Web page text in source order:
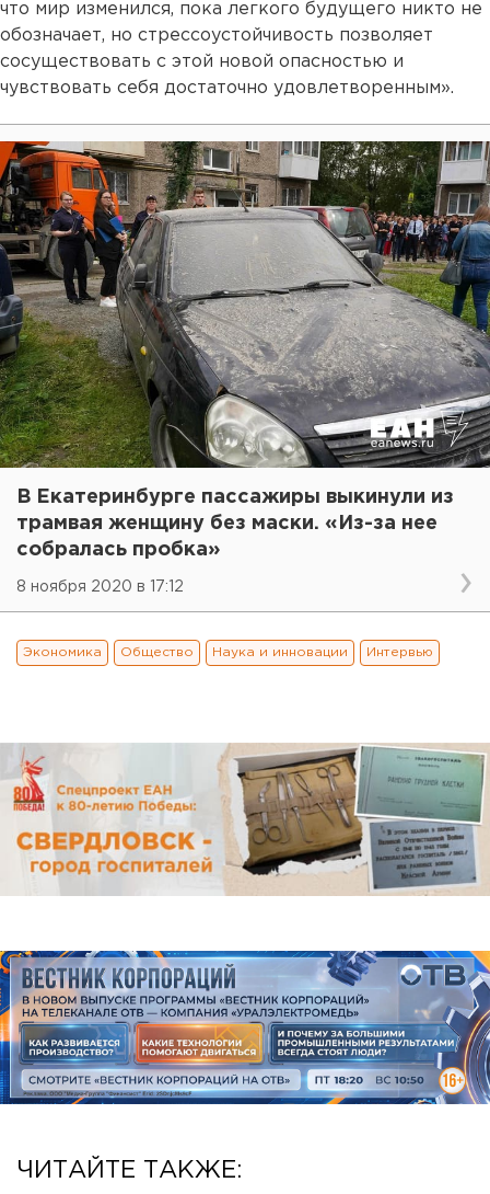
что мир изменился, пока легкого будущего никто не
обозначает, но стрессоустойчивость позволяет
сосуществовать с этой новой опасностью и
чувствовать себя достаточно удовлетворенным».
В Екатеринбурге пассажиры выкинули из
трамвая женщину без маски. «Из-за нее
собралась пробка»
8 ноября 2020 в 17:12
Экономика Общество Наука и инновации Интервью
ЧИТАЙТЕ ТАКЖЕ: